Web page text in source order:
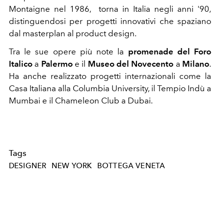
Montaigne nel 1986, torna in Italia negli anni '90,
distinguendosi per progetti innovativi che spaziano
dal masterplan al product design.
Tra le sue opere più note la promenade del Foro
Italico a Palermoe il Museo del Novecento a Milano.
Ha anche realizzato progetti internazionali come la
Casa Italiana alla Columbia University, il Tempio Indù a
Mumbai e il Chameleon Club a Dubai.
Tags
DESIGNER NEW YORK BOTTEGA VENETA